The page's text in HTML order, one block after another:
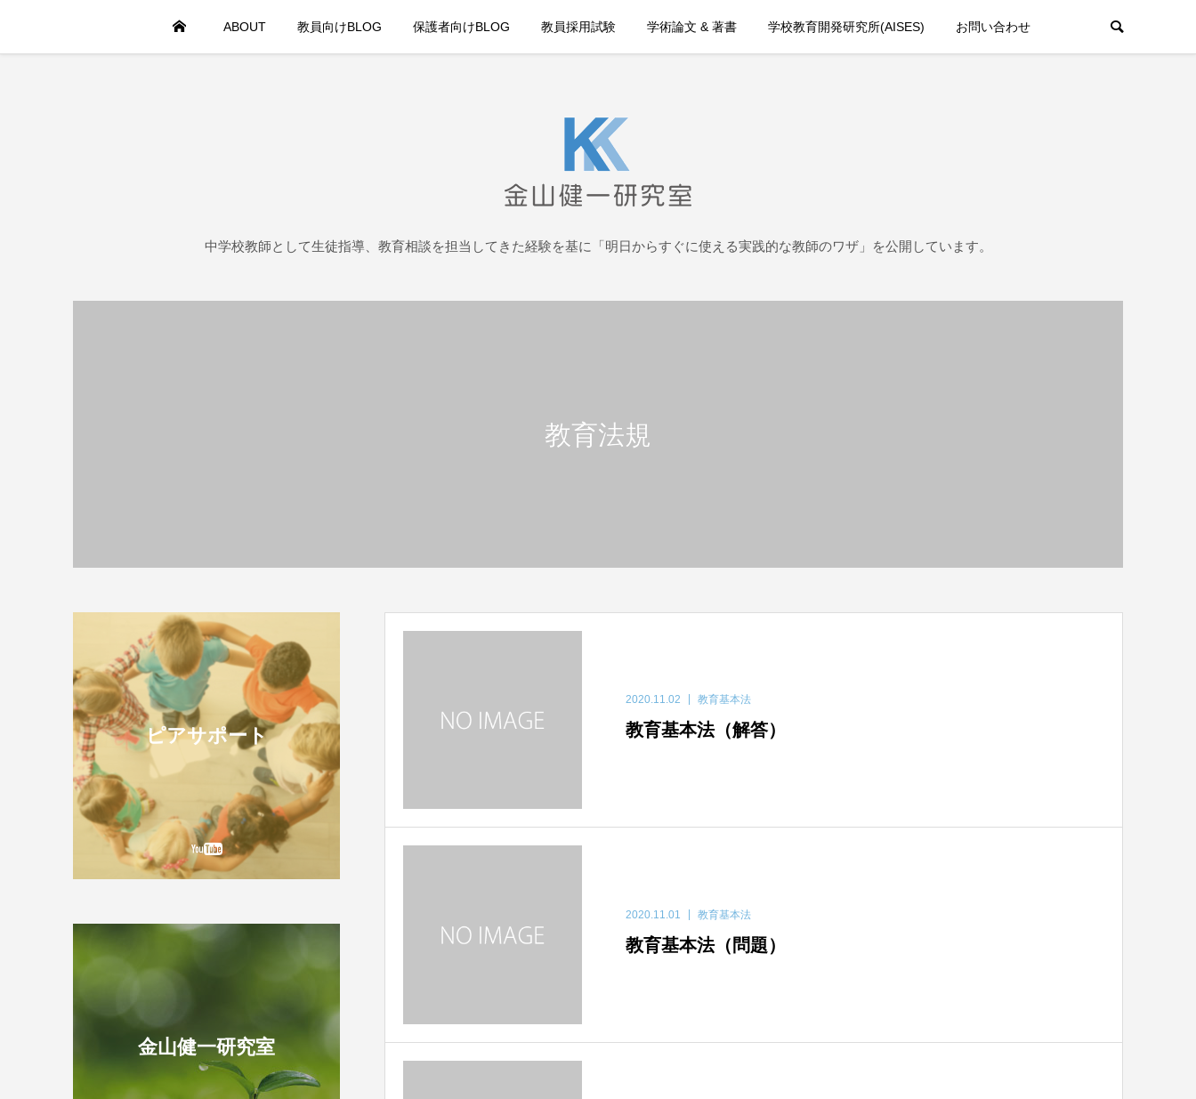
HOME ABOUT 教員向けBLOG 保護者向けBLOG 教員採用試験 学術論文 & 著書 学校教育開発研究所(AISES) お問い合わせ
中学校教師として生徒指導、教育相談を担当してきた経験を基に「明日からすぐに使える実践的な教師のワザ」を公開しています。
教育法規
2020.11.02 教育基本法
教育基本法（解答）
2020.11.01 教育基本法
教育基本法（問題）
ピアサポート
金山健一研究室